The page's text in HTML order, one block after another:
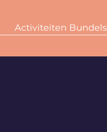
Activiteiten Bundels